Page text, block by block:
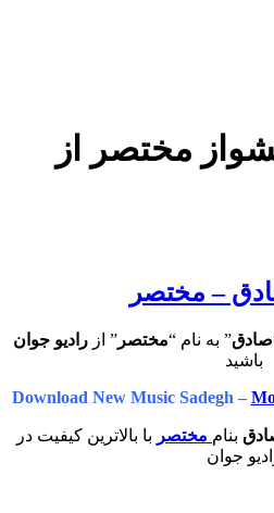
مختصر از
– مختصر
صادق” به نام “مختصر ” از رادیو جوان
باشید
Download New Music Sadegh –
بنام مختصر با بالاترین کیفیت در
جوان